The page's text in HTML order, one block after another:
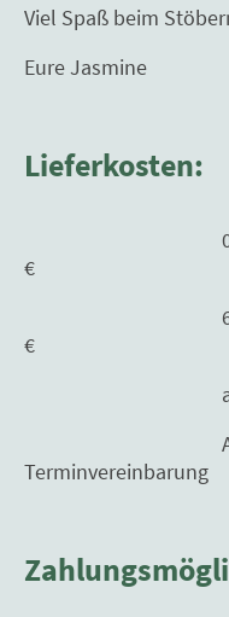
Viel Spaß beim
Eure Jasmine
Lieferkosten:
0,00 € -
€
60,00 € -
€
ab 250 €
Terminvereinbarung